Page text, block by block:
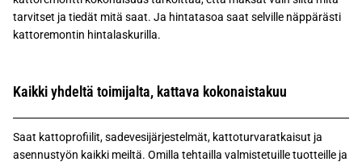
tarvitset ja tiedät mitä saat. Ja hintatasoa saat selville näppärästi
kattoremontin hintalaskurilla.
Kaikki yhdeltä toimijalta, kattava kokonaistakuu
Saat kattoprofiilit, sadevesijärjestelmät, kattoturvaratkaisut ja
asennustyön kaikki meiltä. Omilla tehtailla valmistetuille tuotteille ja